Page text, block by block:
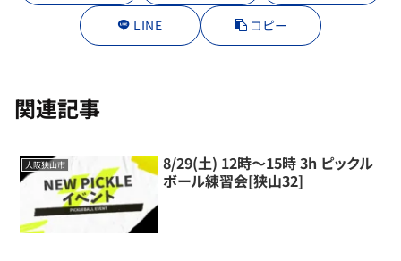
LINE コピー
関連記事
大阪狭山市
8/29(土) 12時～15時 3h ピックル
ボール練習会[狭山32]